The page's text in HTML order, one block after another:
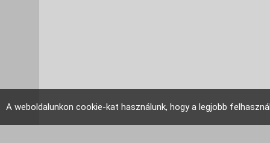
A weboldalunkon cookie-kat használunk, hogy a legjobb